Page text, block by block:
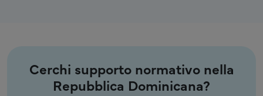
Cerchi supporto normativo nella
Repubblica Dominicana?